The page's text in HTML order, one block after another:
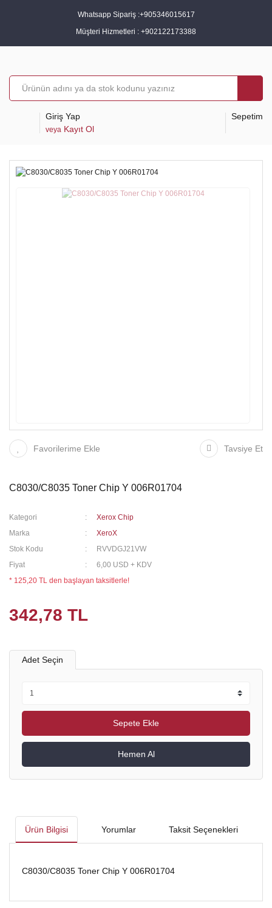
Whatsapp Sipariş :+905346015617
Müşteri Hizmetleri : +902122173388
Giriş Yap
veya Kayıt Ol
Sepetim
Favorilerime Ekle Tavsiye Et
C8030/C8035 Toner Chip Y 006R01704
Kategori
Xerox Chip
Marka
XeroX
Stok Kodu
RVVDGJ21VW
Fiyat
6,00 USD + KDV
* 125,20 TL den başlayan taksitlerle!
342,78 TL
Adet Seçin
Sepete Ekle
Hemen Al
Ürün Bilgisi Yorumlar Taksit Seçenekleri
C8030/C8035 Toner Chip Y 006R01704
Bu ürünün fiyat bilgisi, resim, ürün açıklamalarında ve diğer